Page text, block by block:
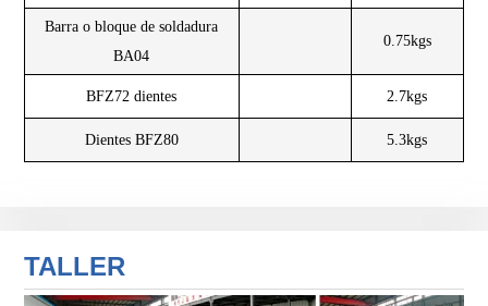
Barra o bloque de soldadura
BA04
0.75kgs
BFZ72 dientes 2.7kgs
Dientes BFZ80 5.3kgs
TALLER